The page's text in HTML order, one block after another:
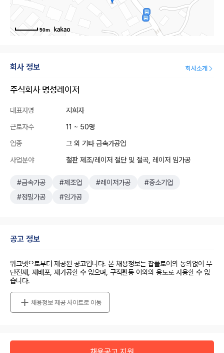
50m
회사 정보 회사소개
주식회사 명성레이저
대표자명
지희자
근로자수
11 ~ 50명
업종
그 외 기타 금속가공업
사업분야
철판 제조/레이저 절단 및 절곡, 레이저 임가공
#금속가공 #제조업 #레이저가공
#중소기업
#정밀가공
#임가공
공고 정보
워크넷으로부터 제공된 공고입니다. 본 채용정보는 잡플로이의 동의없이 무
단전재, 재배포, 재가공할 수 없으며, 구직활동 이외의 용도로 사용할 수 없
습니다.
채용정보 제공 사이트로 이동